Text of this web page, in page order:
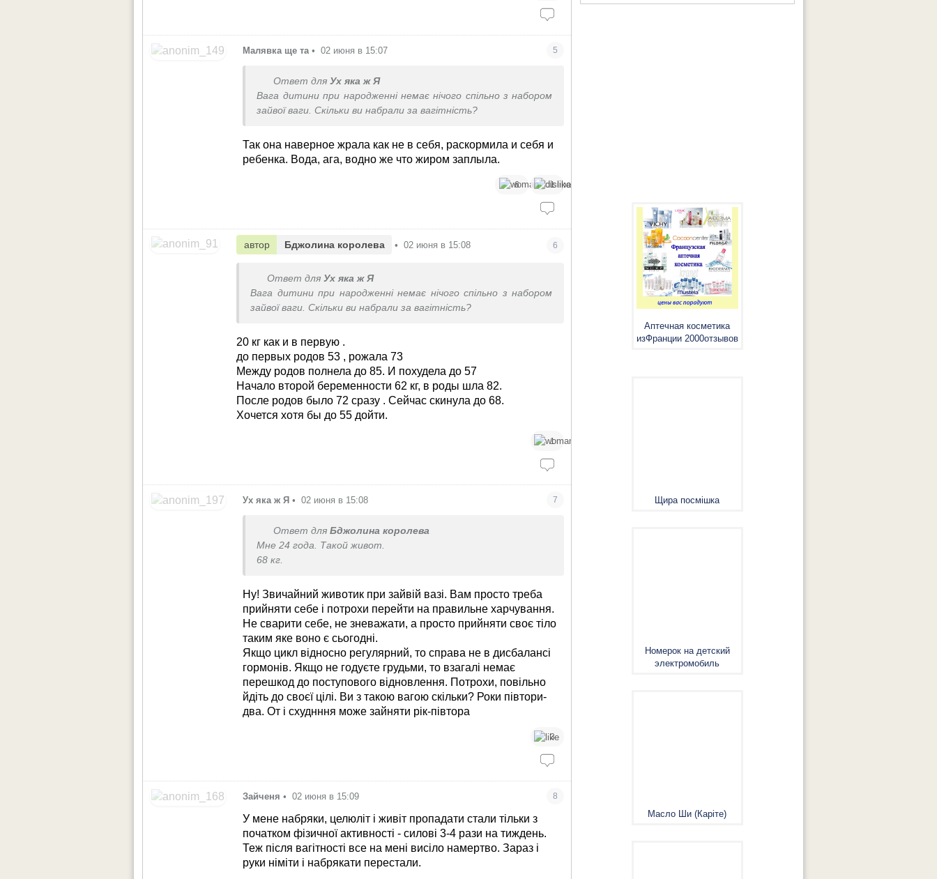
Малявка ще та • 02 июня в 15:07 5
Ответ для Ух яка ж Я
Вага дитини при народженні немає нічого спільно з набором
зайвої ваги. Скільки ви набрали за вагітність?
Так она наверное жрала как не в себя, раскормила и себя и
ребенка. Вода, ага, водно же что жиром заплыла.
6 1
автор Бджолина королева • 02 июня в 15:08 6
Ответ для Ух яка ж Я
Вага дитини при народженні немає нічого спільно з набором
зайвої ваги. Скільки ви набрали за вагітність?
20 кг как и в первую .
до первых родов 53 , рожала 73
Между родов полнела до 85. И похудела до 57
Начало второй беременности 62 кг, в роды шла 82.
После родов было 72 сразу . Сейчас скинула до 68.
Хочется хотя бы до 55 дойти.
1
Ух яка ж Я • 02 июня в 15:08 7
Ответ для Бджолина королева
Мне 24 года. Такой живот.
68 кг.
Ну! Звичайний животик при зайвій вазі. Вам просто треба
прийняти себе і потрохи перейти на правильне харчування.
Не сварити себе, не зневажати, а просто прийняти своє тіло
таким яке воно є сьогодні.
Якщо цикл відносно регулярний, то справа не в дисбалансі
гормонів. Якщо не годуєте грудьми, то взагалі немає
перешкод до поступового відновлення. Потрохи, повільно
йдіть до своєї цілі. Ви з такою вагою скільки? Роки півтори-
два. От і схуднння може зайняти рік-півтора
3
Зайченя • 02 июня в 15:09 8
У мене набряки, целюліт і живіт пропадати стали тільки з
початком фізичної активності - силові 3-4 рази на тиждень.
Теж після вагітності все на мені висіло намертво. Зараз і
руки німіти і набрякати перестали.
Аптечная косметика
изФранции 2000отзывов
Щира посмішка
Номерок на детский
электромобиль
Масло Ши (Каріте)